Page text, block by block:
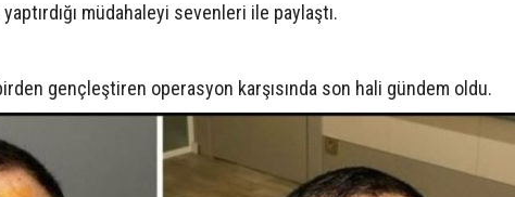
müdahaleyi sevenleri ile paylaştı.
gençleştiren operasyon karşısında son hali gündem oldu.